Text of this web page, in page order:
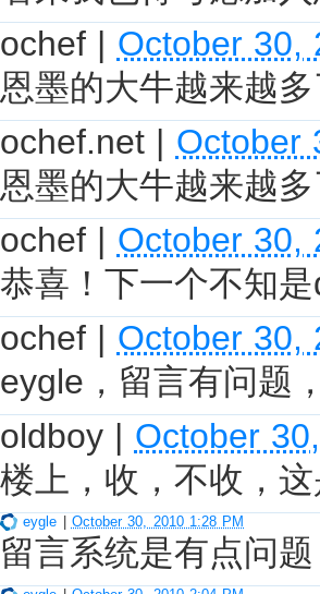
ochef | October 30,
恩墨的大牛越来越
ochef.net | October
恩墨的大牛越来越
ochef | October 30,
恭喜！下一个不知
ochef | October 30,
eygle，留言有问题
oldboy | October
楼上，收，不收，
eygle | October 30, 2010 1:28 PM
留言系统是有点问